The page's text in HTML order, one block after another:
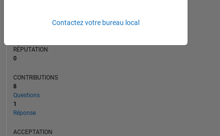
RÉPUTATION
0
CONTRIBUTIONS
8
Questions
1
Réponse
ACCEPTATION
Contactez votre bureau local